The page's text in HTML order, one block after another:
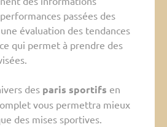
passées des
évaluation des tendances
qui permet à prendre des
des paris sportifs en
vous permettra mieux
des mises sportives.